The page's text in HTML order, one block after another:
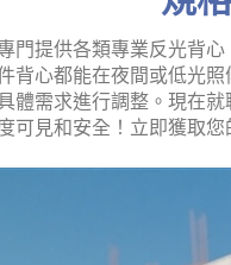
提供各類專業反光背
背心都能在夜間或低光
體需求進行調整。現在
可見和安全！立即獲取